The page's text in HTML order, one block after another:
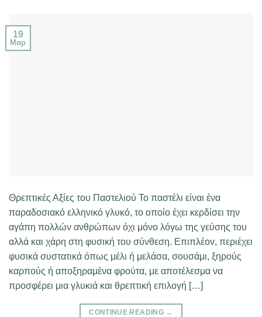
19
Μαρ
Θρεπτικές Αξίες του Παστελιού Το παστέλι είναι ένα
παραδοσιακό ελληνικό γλυκό, το οποίο έχει κερδίσει την
αγάπη πολλών ανθρώπων όχι μόνο λόγω της γεύσης του
αλλά και χάρη στη φυσική του σύνθεση. Επιπλέον, περιέχει
φυσικά συστατικά όπως μέλι ή μελάσα, σουσάμι, ξηρούς
καρπούς ή αποξηραμένα φρούτα, με αποτέλεσμα να
προσφέρει μια γλυκιά και θρεπτική επιλογή […]
CONTINUE READING →